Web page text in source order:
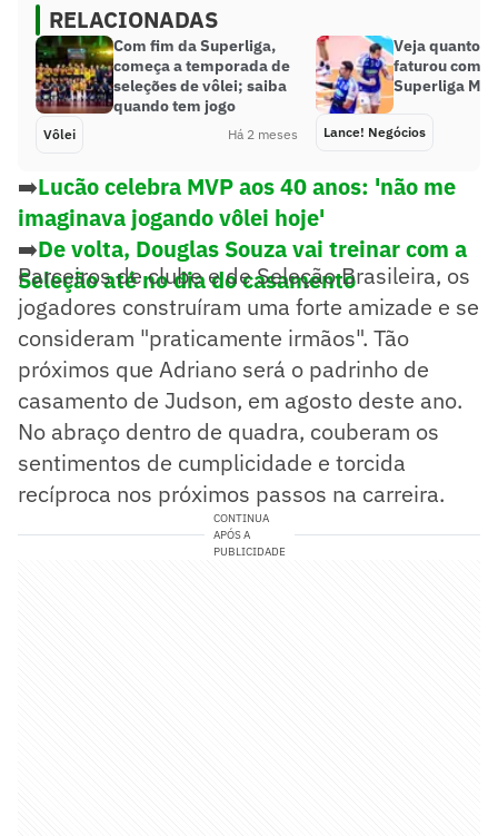
RELACIONADAS
Com fim da Superliga,
começa a temporada de
seleções de vôlei; saiba
quando tem jogo
Vôlei Há 2 meses
Veja quanto o
faturou com
Superliga
Lance! Negócios
➡️Lucão celebra MVP aos 40 anos: 'não me
imaginava jogando vôlei hoje'
➡️De volta, Douglas Souza vai treinar com a
Seleção até no dia do casamento
Parceiros de clube e de Seleção Brasileira, os
jogadores construíram uma forte amizade e se
consideram "praticamente irmãos". Tão
próximos que Adriano será o padrinho de
casamento de Judson, em agosto deste ano.
No abraço dentro de quadra, couberam os
sentimentos de cumplicidade e torcida
recíproca nos próximos passos na carreira.
CONTINUA
APÓS A
PUBLICIDADE